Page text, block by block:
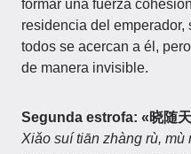
formar una fuerza
residencia del
todos se acercan a él,
de manera invisible.
Segunda estrofa: «晓随
Xiǎo suí tiān zhàng rù, mù